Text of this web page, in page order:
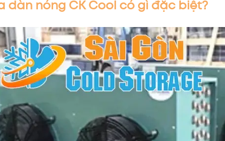
dàn nóng CK Cool có gì đặc biệt?